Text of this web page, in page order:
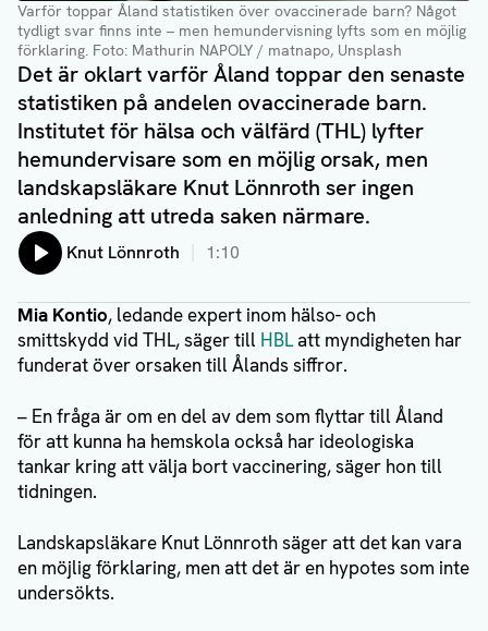
Varför toppar Åland statistiken över ovaccinerade barn? Något
tydligt svar finns inte – men hemundervisning lyfts som en möjlig
förklaring. Foto: Mathurin NAPOLY / matnapo, Unsplash
Det är oklart varför Åland toppar den senaste
statistiken på andelen ovaccinerade barn.
Institutet för hälsa och välfärd (THL) lyfter
hemundervisare som en möjlig orsak, men
landskapsläkare Knut Lönnroth ser ingen
anledning att utreda saken närmare.
Lyssna på:
Knut Lönnroth 1:10
Mia Kontio, ledande expert inom hälso- och
smittskydd vid THL, säger till HBLatt myndigheten har
funderat över orsaken till Ålands siffror.
– En fråga är om en del av dem som flyttar till Åland
för att kunna ha hemskola också har ideologiska
tankar kring att välja bort vaccinering, säger hon till
tidningen.
Landskapsläkare Knut Lönnroth säger att det kan vara
en möjlig förklaring, men att det är en hypotes som inte
undersökts.